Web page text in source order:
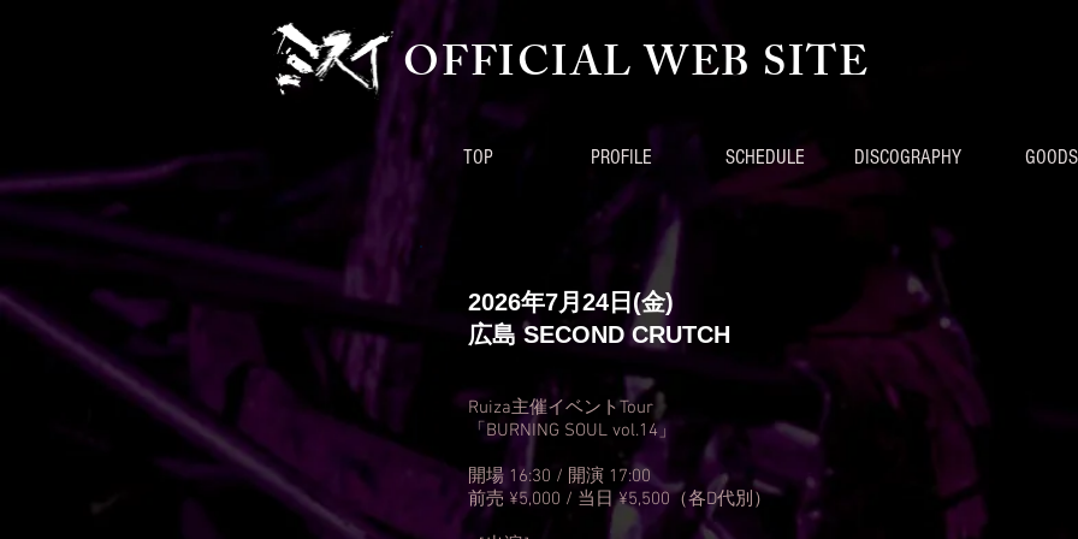
OFFICIAL WEB SITE
TOP PROFILE SCHEDULE DISCOGRAPHY GOODS
2026年7月24 日(金)
​広島 SECOND CRUTCH
Ruiza主催イベントTour
「BURNING SOUL vol.14」
開場 16:30 / 開演 17:00
前売 ¥5,000 / 当日 ¥5,500（各D代別）